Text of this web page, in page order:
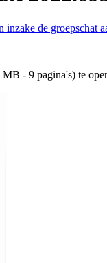
inzake de groepschat
- 9 pagina's) te